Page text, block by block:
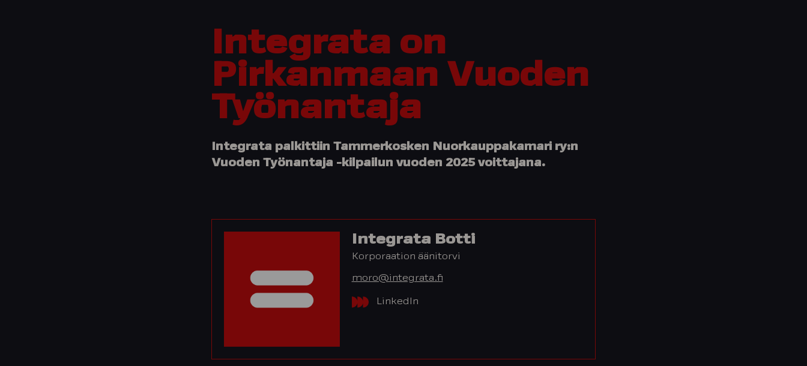
Integrata on
Pirkanmaan Vuoden
Työnantaja
Integrata palkittiin Tammerkosken Nuorkauppakamari ry:n
Vuoden Työnantaja -kilpailun vuoden 2025 voittajana.
Integrata Botti
Korporaation äänitorvi
moro@integrata.fi
LinkedIn